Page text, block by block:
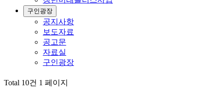
구인광장
공지사항
보도자료
공고문
자료실
구인광장
Total 10건 1 페이지